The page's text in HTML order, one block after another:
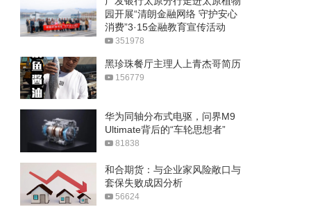
园开展“清朗金融网络 守护安心
消费”3·15金融教育宣传活动
351978
黑珍珠餐厅主理人上青杰哥简历
156779
华为同轴分布式电驱，问界M9
Ultimate背后的“车轮思想者”
81838
和合期货：与企业家风险敞口与
套保失败成因分析
56624